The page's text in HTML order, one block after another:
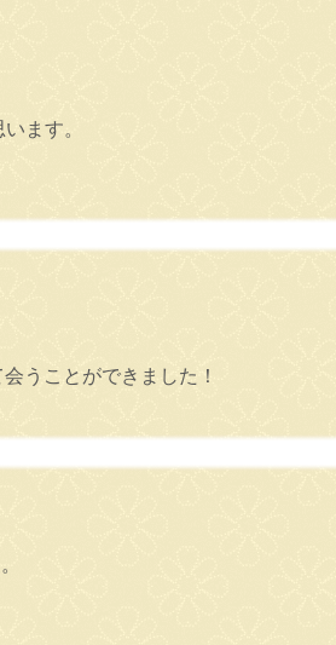
ます。
うことができました！